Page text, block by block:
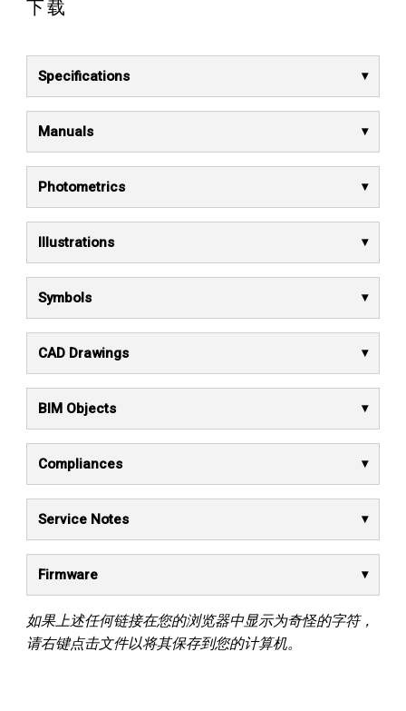
下载
Specifications
Manuals
Photometrics
Illustrations
Symbols
CAD Drawings
BIM Objects
Compliances
Service Notes
Firmware
如果上述任何链接在您的浏览器中显示为奇怪的字符，
请右键点击文件以将其保存到您的计算机。